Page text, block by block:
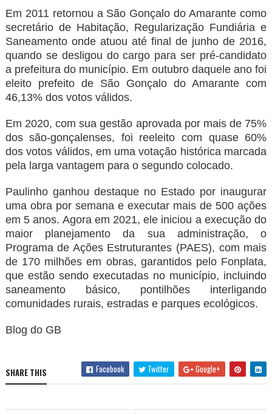
Em 2011 retornou a São Gonçalo do Amarante como
secretário de Habitação, Regularização Fundiária e
Saneamento onde atuou até final de junho de 2016,
quando se desligou do cargo para ser pré-candidato
a prefeitura do município. Em outubro daquele ano foi
eleito prefeito de São Gonçalo do Amarante com
46,13% dos votos válidos.
Em 2020, com sua gestão aprovada por mais de 75%
dos são-gonçalenses, foi reeleito com quase 60%
dos votos válidos, em uma votação histórica marcada
pela larga vantagem para o segundo colocado.
Paulinho ganhou destaque no Estado por inaugurar
uma obra por semana e executar mais de 500 ações
em 5 anos. Agora em 2021, ele iniciou a execução do
maior planejamento da sua administração, o
Programa de Ações Estruturantes (PAES), com mais
de 170 milhões em obras, garantidos pelo Fonplata,
que estão sendo executadas no município, incluindo
saneamento básico, pontilhões interligando
comunidades rurais, estradas e parques ecológicos.
Blog do GB
SHARE THIS Facebook Twitter Google+